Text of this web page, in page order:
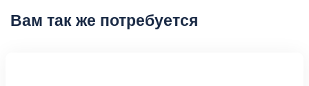
Вам так же потребуется